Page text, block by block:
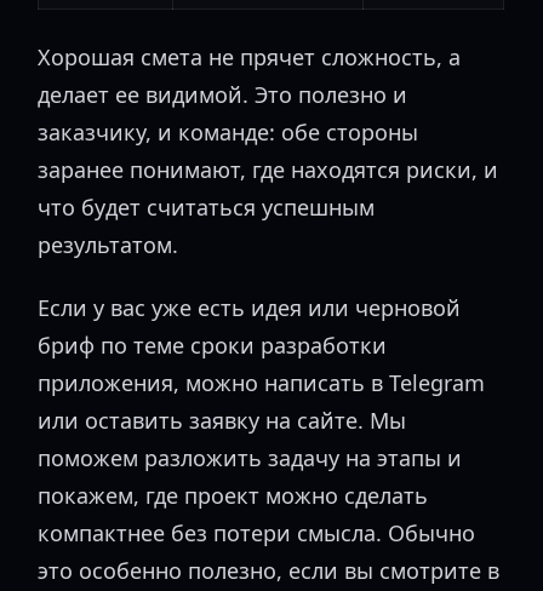
Хорошая смета не прячет сложность, а
делает ее видимой. Это полезно и
заказчику, и команде: обе стороны
заранее понимают, где находятся риски, и
что будет считаться успешным
результатом.
Если у вас уже есть идея или черновой
бриф по теме сроки разработки
приложения, можно написать в Telegram
или оставить заявку на сайте. Мы
поможем разложить задачу на этапы и
покажем, где проект можно сделать
компактнее без потери смысла. Обычно
это особенно полезно, если вы смотрите в